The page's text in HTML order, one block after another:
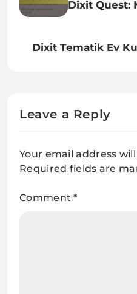
Dixit Quest:
sinerjisi,
Dixit Tematik Ev
Leave a Reply
Your email address
Required fields are
Comment*